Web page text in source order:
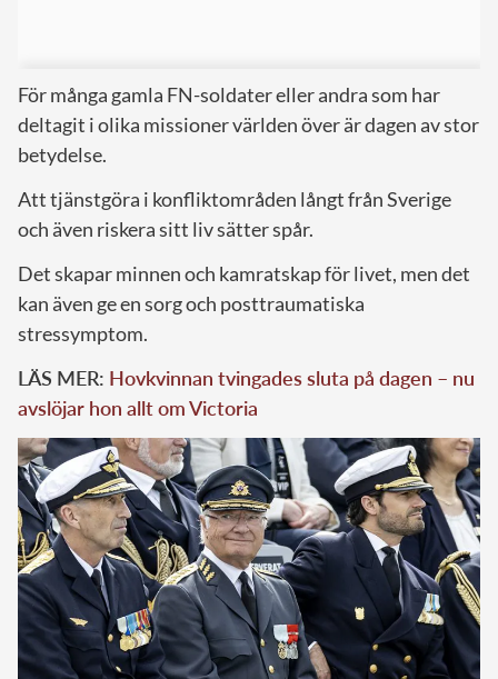
För många gamla FN-soldater eller andra som har
deltagit i olika missioner världen över är dagen av stor
betydelse.
Att tjänstgöra i konfliktområden långt från Sverige
och även riskera sitt liv sätter spår.
Det skapar minnen och kamratskap för livet, men det
kan även ge en sorg och posttraumatiska
stressymptom.
LÄS MER: Hovkvinnan tvingades sluta på dagen – nu
avslöjar hon allt om Victoria